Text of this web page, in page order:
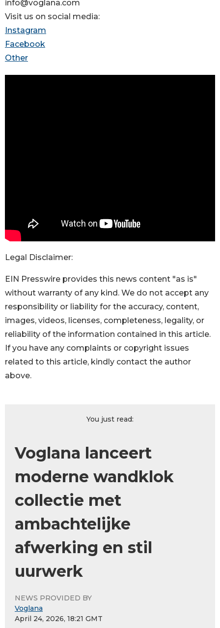
info@voglana.com
Visit us on social media:
Instagram
Facebook
Other
Legal Disclaimer:
EIN Presswire provides this news content "as is"
without warranty of any kind. We do not accept any
responsibility or liability for the accuracy, content,
images, videos, licenses, completeness, legality, or
reliability of the information contained in this article.
If you have any complaints or copyright issues
related to this article, kindly contact the author
above.
You just read:
Voglana lanceert
moderne wandklok
collectie met
ambachtelijke
afwerking en stil
uurwerk
NEWS PROVIDED BY
Voglana
April 24, 2026, 18:21 GMT